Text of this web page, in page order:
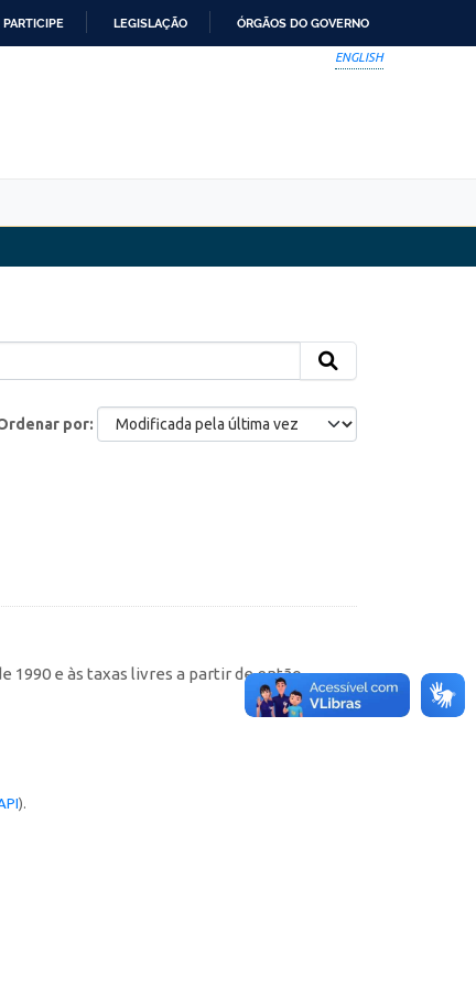
PARTICIPE LEGISLAÇÃO ÓRGÃOS DO GOVERNO
ENGLISH
por
1990 e às taxas livres a partir de então
).